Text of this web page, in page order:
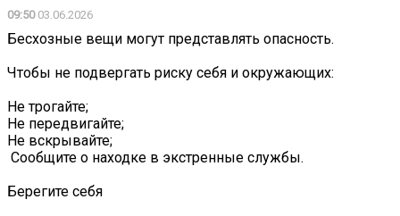
09:5003.06.2026
Бесхозные вещи могут представлять опасность.
Чтобы не подвергать риску себя и окружающих:
Не трогайте;
Не передвигайте;
Не вскрывайте;
️ Сообщите о находке в экстренные службы.
Берегите себя